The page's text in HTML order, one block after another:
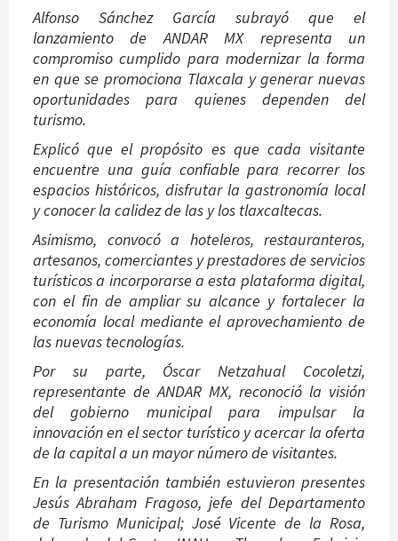
Alfonso Sánchez García subrayó que el
lanzamiento de ANDAR MX representa un
compromiso cumplido para modernizar la forma
en que se promociona Tlaxcala y generar nuevas
oportunidades para quienes dependen del
turismo.
Explicó que el propósito es que cada visitante
encuentre una guía confiable para recorrer los
espacios históricos, disfrutar la gastronomía local
y conocer la calidez de las y los tlaxcaltecas.
Asimismo, convocó a hoteleros, restauranteros,
artesanos, comerciantes y prestadores de servicios
turísticos a incorporarse a esta plataforma digital,
con el fin de ampliar su alcance y fortalecer la
economía local mediante el aprovechamiento de
las nuevas tecnologías.
Por su parte, Óscar Netzahual Cocoletzi,
representante de ANDAR MX, reconoció la visión
del gobierno municipal para impulsar la
innovación en el sector turístico y acercar la oferta
de la capital a un mayor número de visitantes.
En la presentación también estuvieron presentes
Jesús Abraham Fragoso, jefe del Departamento
de Turismo Municipal; José Vicente de la Rosa,